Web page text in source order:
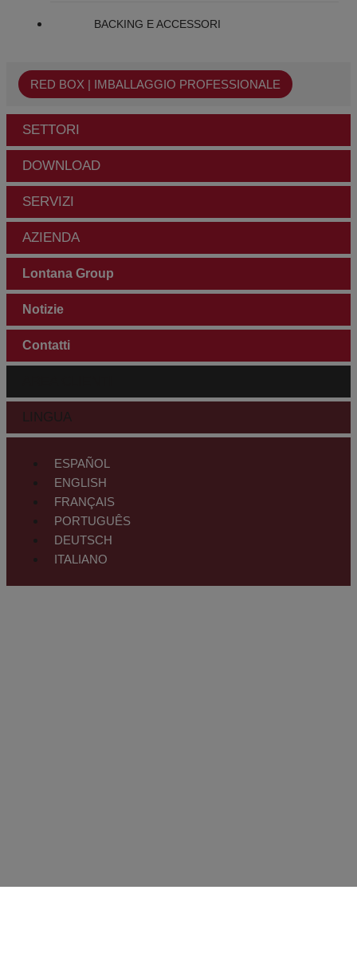
BACKING E ACCESSORI
RED BOX | IMBALLAGGIO PROFESSIONALE
SETTORI
DOWNLOAD
SERVIZI
AZIENDA
Lontana Group
Notizie
Contatti
LINGUA
ESPAÑOL
ENGLISH
FRANÇAIS
PORTUGUÊS
DEUTSCH
ITALIANO